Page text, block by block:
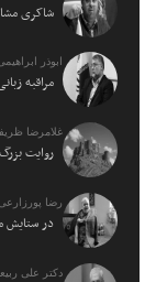
شاکری
ابوذر
مراقبه
غلامرضا
روایت
رضا
در ستایش
دکتر علی